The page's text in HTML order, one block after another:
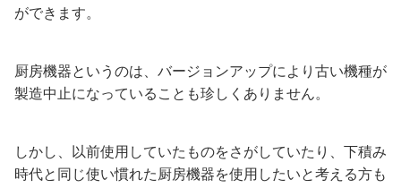
ができます。
厨房機器というのは、バージョンアップにより古い機種が
製造中止になっていることも珍しくありません。
しかし、以前使用していたものをさがしていたり、下積み
時代と同じ使い慣れた厨房機器を使用したいと考える方も